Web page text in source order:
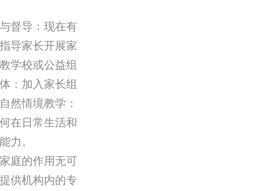
督导：现在有
导家长开展家
学校或公益组
：加入家长组
然情境教学：
在日常生活和
力。
庭的作用无可
供机构内的专